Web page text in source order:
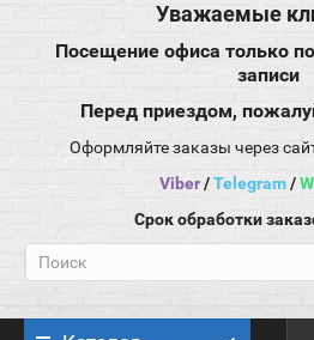
Уважаемые
Посещение офиса только
записи
Перед приездом,
Оформляйте заказы через
Viber/Telegram/
Срок обработки